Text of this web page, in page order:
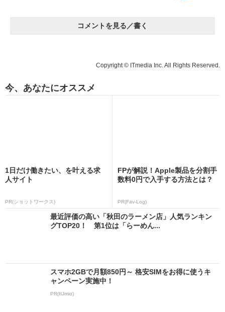
コメントを見る／書く
Copyright © ITmedia Inc. All Rights Reserved.
今、あなたにオススメ
1日だけ働きたい、を叶える求
人サイト
PR(ショットワークス)
FPが解説！Apple製品を分割手
数料0円で入手する方法とは？
PR(Fav-Log)
最近評価の高い「秋田のラーメン店」人気ランキン
グTOP20！ 第1位は「らーめん...
スマホ2GBで月額850円～ 格安SIMをお得に使うキ
ャンペーン実施中！
PR(IIJmio)